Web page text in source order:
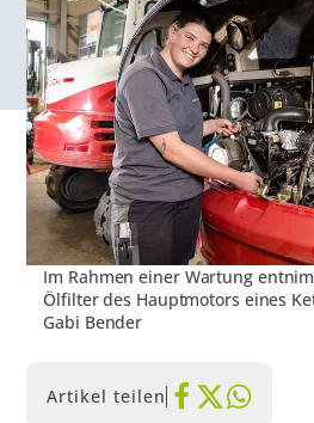
Im Rahmen einer Wartung
Ölfilter des Hauptmotors eines
Gabi Bender
Artikel teilen